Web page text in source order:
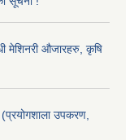
मेशिनरी औजारहरु, कृषि
उपकरण,